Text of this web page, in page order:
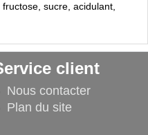
sucre, acidulant,
client
Nous contacter
Plan du site